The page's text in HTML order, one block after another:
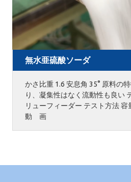
無水亜硫酸ソーダ
かさ比重 1.6 安息角 35° 原料の
り、凝集性はなく流動性も良い
リューフィーダー テスト方法 容
動 画